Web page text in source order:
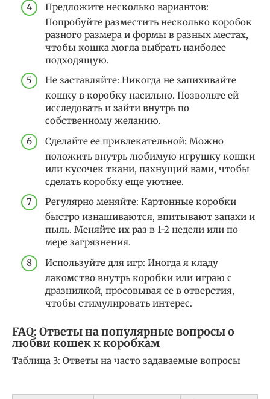
Предложите несколько вариантов:
Попробуйте разместить несколько коробок
разного размера и формы в разных местах,
чтобы кошка могла выбрать наиболее
подходящую.
Не заставляйте: Никогда не запихивайте
кошку в коробку насильно. Позвольте ей
исследовать и зайти внутрь по
собственному желанию.
Сделайте ее привлекательной: Можно
положить внутрь любимую игрушку кошки
или кусочек ткани, пахнущий вами, чтобы
сделать коробку еще уютнее.
Регулярно меняйте: Картонные коробки
быстро изнашиваются, впитывают запахи и
пыль. Меняйте их раз в 1-2 недели или по
мере загрязнения.
Используйте для игр: Иногда я кладу
лакомство внутрь коробки или играю с
дразнилкой, просовывая ее в отверстия,
чтобы стимулировать интерес.
FAQ: Ответы на популярные вопросы о
любви кошек к коробкам
Таблица 3: Ответы на часто задаваемые вопросы